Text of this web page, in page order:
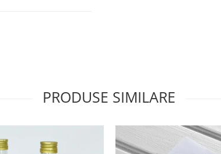
PRODUSE SIMILARE